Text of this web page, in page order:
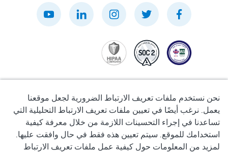
سياسة الخصوصية
نحن نستخدم ملفات تعريف الارتباط الضرورية لجعل موقعنا
يعمل. نرغب أيضًا في تعيين ملفات تعريف الارتباط التحليلية التي
تساعدنا في إجراء التحسينات اللازمة من خلال معرفة كيفية
استخدامك للموقع. سيتم تعيين هذه فقط في حال وافقت عليها.
لمزيد من المعلومات حول كيفية عمل ملفات تعريف الارتباط